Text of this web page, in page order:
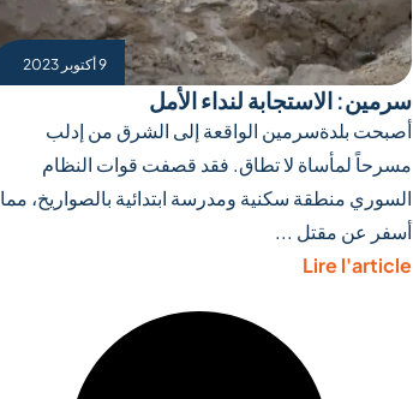
9 أكتوبر 2023
سرمين: الاستجابة لنداء الأمل
أصبحت بلدةسرمين الواقعة إلى الشرق من إدلب
مسرحاً لمأساة لا تطاق. فقد قصفت قوات النظام
السوري منطقة سكنية ومدرسة ابتدائية بالصواريخ، مما
أسفر عن مقتل ...
Lire l'article